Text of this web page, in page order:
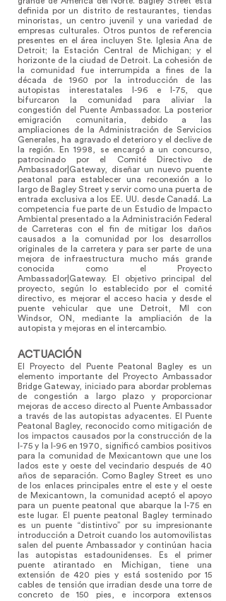
definida por un distrito de restaurantes, tiendas
minoristas, un centro juvenil y una variedad de
empresas culturales. Otros puntos de referencia
presentes en el área incluyen Ste. Iglesia Ana de
Detroit; la Estación Central de Michigan; y el
horizonte de la ciudad de Detroit. La cohesión de
la comunidad fue interrumpida a fines de la
década de 1960 por la introducción de las
autopistas interestatales I-96 e I-75, que
bifurcaron la comunidad para aliviar la
congestión del Puente Ambassador. La posterior
emigración comunitaria, debido a las
ampliaciones de la Administración de Servicios
Generales, ha agravado el deterioro y el declive de
la región. En 1998, se encargó a un concurso,
patrocinado por el Comité Directivo de
Ambassador|Gateway, diseñar un nuevo puente
peatonal para establecer una reconexión a lo
largo de Bagley Street y servir como una puerta de
entrada exclusiva a los EE. UU. desde Canadá. La
competencia fue parte de un Estudio de Impacto
Ambiental presentado a la Administración Federal
de Carreteras con el fin de mitigar los daños
causados a la comunidad por los desarrollos
originales de la carretera y para ser parte de una
mejora de infraestructura mucho más grande
conocida como el Proyecto
Ambassador|Gateway. El objetivo principal del
proyecto, según lo establecido por el comité
directivo, es mejorar el acceso hacia y desde el
puente vehicular que une Detroit, MI con
Windsor, ON, mediante la ampliación de la
autopista y mejoras en el intercambio.
ACTUACIÓN
El Proyecto del Puente Peatonal Bagley es un
elemento importante del Proyecto Ambassador
Bridge Gateway, iniciado para abordar problemas
de congestión a largo plazo y proporcionar
mejoras de acceso directo al Puente Ambassador
a través de las autopistas adyacentes. El Puente
Peatonal Bagley, reconocido como mitigación de
los impactos causados por la construcción de la
I-75 y la I-96 en 1970, significó cambios positivos
para la comunidad de Mexicantown que une los
lados este y oeste del vecindario después de 40
años de separación. Como Bagley Street es uno
de los enlaces principales entre el este y el oeste
de Mexicantown, la comunidad aceptó el apoyo
para un puente peatonal que abarque la I-75 en
este lugar. El puente peatonal Bagley terminado
es un puente “distintivo” por su impresionante
introducción a Detroit cuando los automovilistas
salen del puente Ambassador y continúan hacia
las autopistas estadounidenses. Es el primer
puente atirantado en Michigan, tiene una
extensión de 420 pies y está sostenido por 15
cables de tensión que irradian desde una torre de
concreto de 150 pies, e incorpora extensos